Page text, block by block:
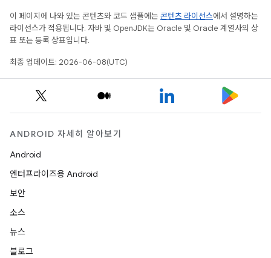
이 페이지에 나와 있는 콘텐츠와 코드 샘플에는 콘텐츠 라이선스에서 설명하는
라이선스가 적용됩니다. 자바 및 OpenJDK는 Oracle 및 Oracle 계열사의 상
표 또는 등록 상표입니다.
최종 업데이트: 2026-06-08(UTC)
ANDROID 자세히 알아보기
Android
엔터프라이즈용 Android
보안
소스
뉴스
블로그